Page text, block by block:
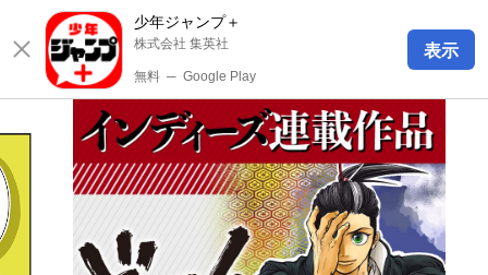
少年ジャンプ＋
株式会社 集英社
無料 ─ Google Play
表示